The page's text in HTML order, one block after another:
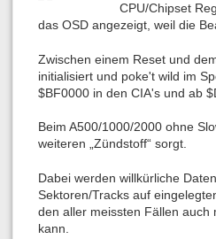
CPU/Chipset
das OSD angezeigt, weil die
Zwischen einem Reset und
initialisiert und poke't wild im
$BF0000 in den CIA's und ab
Beim A500/1000/2000 ohne
weiteren „Zündstoff“ sorgt.
Dabei werden willkürliche
Sektoren/Tracks auf
den aller meissten Fällen auch
kann.